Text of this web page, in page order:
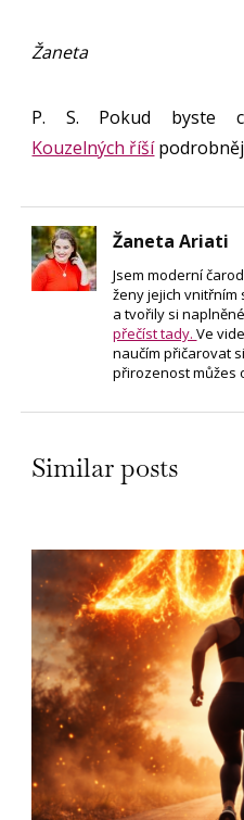
Žaneta
P. S. Pokud byste
Kouzelných říší
Žaneta Ariati
Jsem moderní
ženy jejich vnitřním
a tvořily si
přečíst tady.Ve
naučím přičarovat
přirozenost
Similar posts